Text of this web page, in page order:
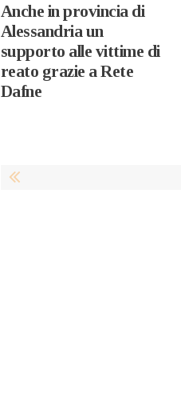
Anche in provincia di
Alessandria un
supporto alle vittime di
reato grazie a Rete
Dafne